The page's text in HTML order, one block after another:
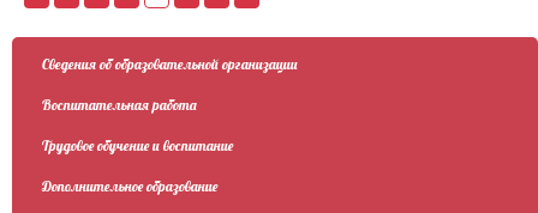
Сведения об образовательной организации
Воспитательная работа
Трудовое обучение и воспитание
Дополнительное образование